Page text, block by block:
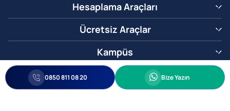
Hesaplama Araçları
Ücretsiz Araçlar
Kampüs
0850 811 08 20 Whatsapp
Bize Yazın
0850 811 08 20